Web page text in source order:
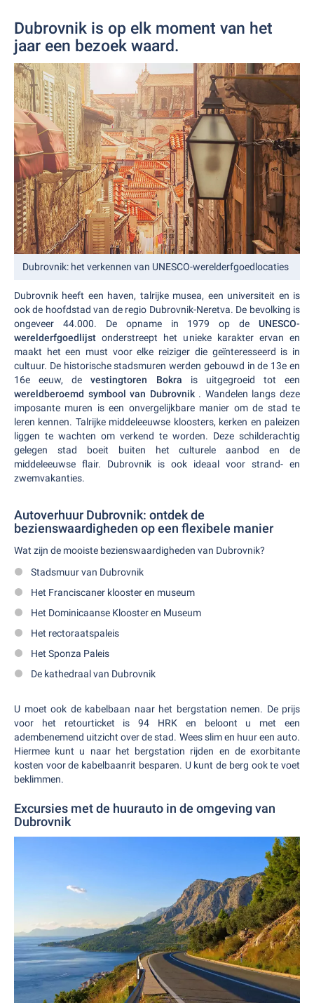
Dubrovnik is op elk moment van het
jaar een bezoek waard.
Dubrovnik: het verkennen van UNESCO-werelderfgoedlocaties
Dubrovnik heeft een haven, talrijke musea, een universiteit en is
ook de hoofdstad van de regio Dubrovnik-Neretva. De bevolking is
ongeveer 44.000. De opname in 1979 op de UNESCO-
werelderfgoedlijst onderstreept het unieke karakter ervan en
maakt het een must voor elke reiziger die geïnteresseerd is in
cultuur. De historische stadsmuren werden gebouwd in de 13e en
16e eeuw, devestingtoren Bokra is uitgegroeid tot een
wereldberoemd symbool van Dubrovnik . Wandelen langs deze
imposante muren is een onvergelijkbare manier om de stad te
leren kennen. Talrijke middeleeuwse kloosters, kerken en paleizen
liggen te wachten om verkend te worden. Deze schilderachtig
gelegen stad boeit buiten het culturele aanbod en de
middeleeuwse flair. Dubrovnik is ook ideaal voor strand- en
zwemvakanties.
Autoverhuur Dubrovnik: ontdek de
bezienswaardigheden op een flexibele manier
Wat zijn de mooiste bezienswaardigheden van Dubrovnik?
Stadsmuur van Dubrovnik
Het Franciscaner klooster en museum
Het Dominicaanse Klooster en Museum
Het rectoraatspaleis
Het Sponza Paleis
De kathedraal van Dubrovnik
U moet ook de kabelbaan naar het bergstation nemen. De prijs
voor het retourticket is 94 HRK en beloont u met een
adembenemend uitzicht over de stad. Wees slim en huur een auto.
Hiermee kunt u naar het bergstation rijden en de exorbitante
kosten voor de kabelbaanrit besparen. U kunt de berg ook te voet
beklimmen.
Excursies met de huurauto in de omgeving van
Dubrovnik